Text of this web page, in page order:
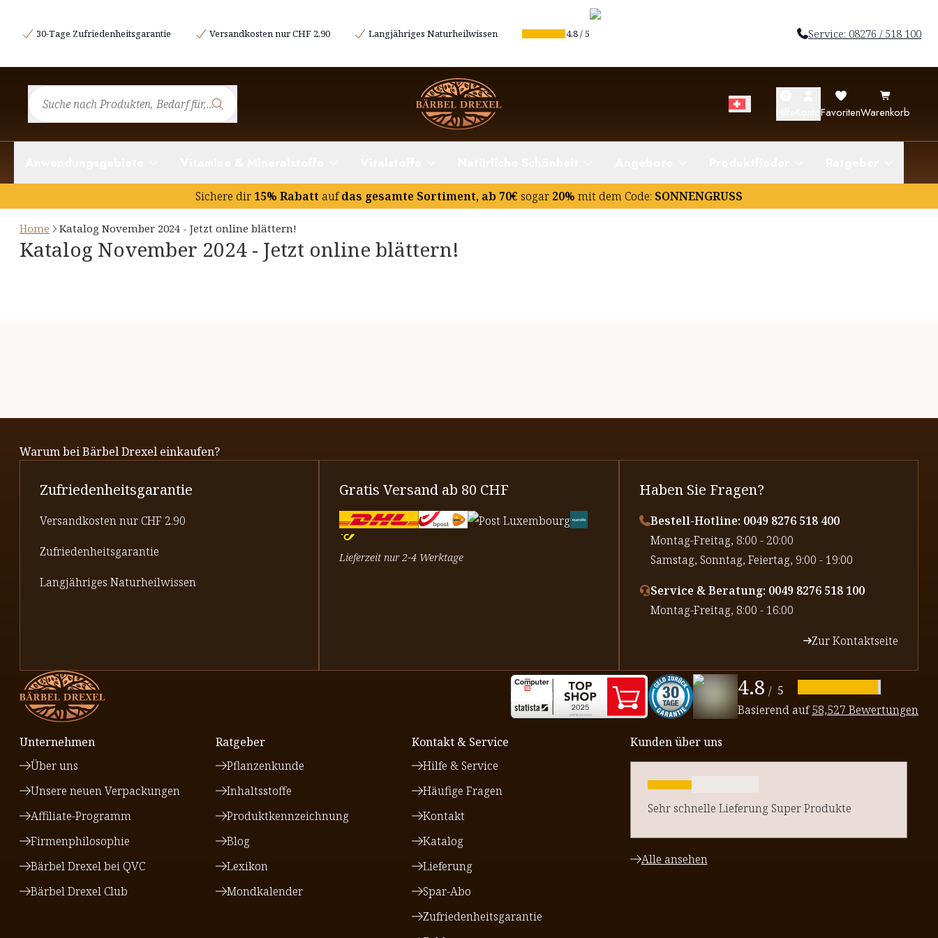
30-Tage Zufriedenheitsgarantie Versandkosten nur CHF 2,90 Langjähriges Naturheilwissen 4.8/5 Service: 08276 / 518 100
FavoritenWarenkorb
Sichere dir 15% Rabatt aufdas gesamte Sortiment, ab 70€ sogar 20% mit dem Code: SONNENGRUSS
Home Katalog November 2024 - Jetzt online blättern!
Katalog November 2024 - Jetzt online blättern!
Warum bei Bärbel Drexel einkaufen?
Zufriedenheitsgarantie
Versandkosten nur CHF 2.90
Zufriedenheitsgarantie
Langjähriges Naturheilwissen
Gratis Versand ab 80 CHF
Lieferzeit nur 2-4 Werktage
Haben Sie Fragen?
Bestell-Hotline: 0049 8276 518 400
⁠Montag-Freitag, 8:00 - 20:00
⁠Samstag, Sonntag, Feiertag, 9:00 - 19:00
Service & Beratung: 0049 8276 518 100
⁠Montag-Freitag, 8:00 - 16:00
Zur Kontaktseite
4.8 / 5
Basierend auf58,527 Bewertungen
Unternehmen
Über uns
Unsere neuen Verpackungen
Affiliate-Programm
Firmenphilosophie
Bärbel Drexel bei QVC
Bärbel Drexel Club
Ratgeber
Pflanzenkunde
Inhaltsstoffe
Produktkennzeichnung
Blog
Lexikon
Mondkalender
Kontakt & Service
Hilfe & Service
Häufige Fragen
Kontakt
Katalog
Lieferung
Spar-Abo
Zufriedenheitsgarantie
Kunden über uns
Sehr schnelle Lieferung Super Produkte
Alle ansehen